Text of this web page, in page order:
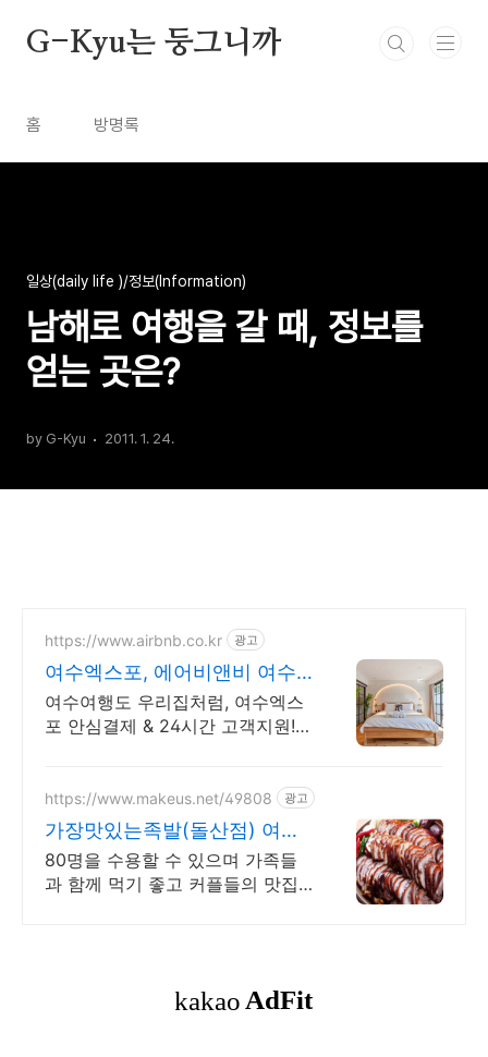
G-Kyu는 둥그니까
홈 방명록
일상(daily life )/정보(Information)
남해로 여행을 갈 때, 정보를
얻는 곳은?
by G-Kyu 2011. 1. 24.
https://www.airbnb.co.kr 광고
여수엑스포, 에어비앤비 여수
밤바다 감성 숙소
여수여행도 우리집처럼, 여수엑스
포 안심결제 & 24시간 고객지원!
약하세요.
https://www.makeus.net/49808 광고
가장맛있는족발(돌산점) 여수
맛집 NO.1 족발,보쌈
80명을 수용할 수 있으며 가족들
과 함께 먹기 좋고 커플들의 맛집